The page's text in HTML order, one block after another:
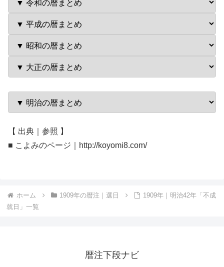
【 出典｜参照 】
■ こよみのページ｜http://koyomi8.com/
ホーム 1909年の暦注｜選日
1909年｜明治42年「不成
就日」一覧
暦注下段ナビ